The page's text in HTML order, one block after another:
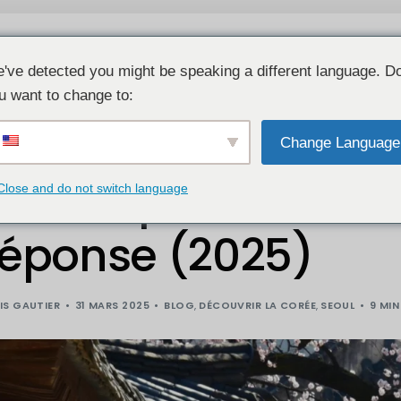
Préparer son voyage en
Les Villes
Que faire à Séoul ?
Que faire à Busan ?
partir à
(2025)
GAUTIER 31 MARS 2025 BLOG, DÉCOUVRIR LA CORÉE, SEOUL 9 MIN
detected you might be speaking a different language.
want to change to:
Change Language
and do not switch language